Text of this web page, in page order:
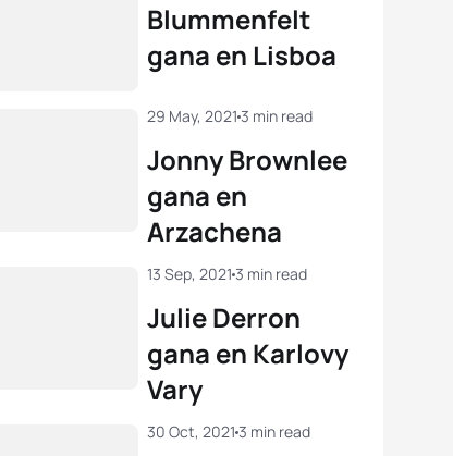
Blummenfelt
gana en Lisboa
Jonny Brownlee
gana en
Arzachena
29 May, 2021 3 min read
Julie Derron
gana en Karlovy
Vary
13 Sep, 2021 3 min read
30 Oct, 2021 3 min read